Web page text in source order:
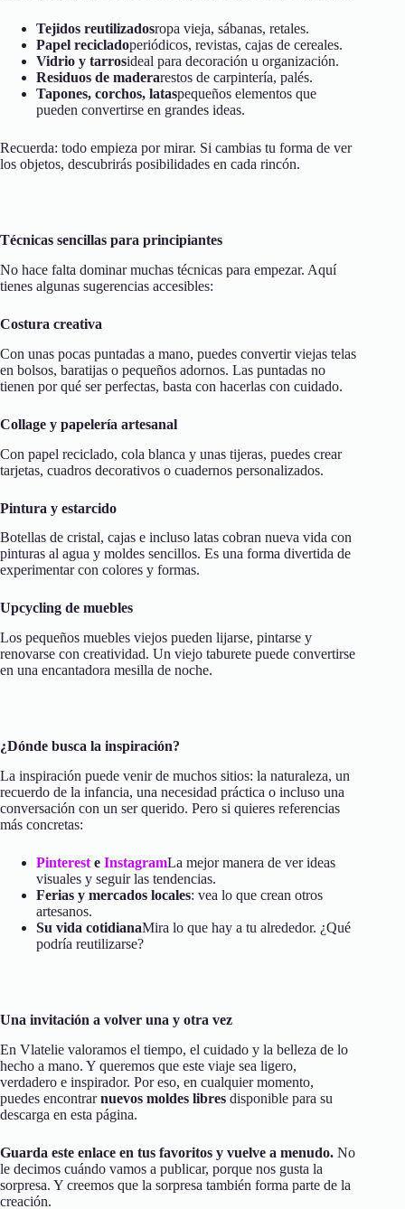
Tejidos reutilizadosropa vieja, sábanas, retales.
Papel recicladoperiódicos, revistas, cajas de cereales.
Vidrio y tarrosideal para decoración u organización.
Residuos de maderarestos de carpintería, palés.
Tapones, corchos, lataspequeños elementos que
pueden convertirse en grandes ideas.
Recuerda: todo empieza por mirar. Si cambias tu forma de ver
los objetos, descubrirás posibilidades en cada rincón.
Técnicas sencillas para principiantes
No hace falta dominar muchas técnicas para empezar. Aquí
tienes algunas sugerencias accesibles:
Costura creativa
Con unas pocas puntadas a mano, puedes convertir viejas telas
en bolsos, baratijas o pequeños adornos. Las puntadas no
tienen por qué ser perfectas, basta con hacerlas con cuidado.
Collage y papelería artesanal
Con papel reciclado, cola blanca y unas tijeras, puedes crear
tarjetas, cuadros decorativos o cuadernos personalizados.
Pintura y estarcido
Botellas de cristal, cajas e incluso latas cobran nueva vida con
pinturas al agua y moldes sencillos. Es una forma divertida de
experimentar con colores y formas.
Upcycling de muebles
Los pequeños muebles viejos pueden lijarse, pintarse y
renovarse con creatividad. Un viejo taburete puede convertirse
en una encantadora mesilla de noche.
¿Dónde busca la inspiración?
La inspiración puede venir de muchos sitios: la naturaleza, un
recuerdo de la infancia, una necesidad práctica o incluso una
conversación con un ser querido. Pero si quieres referencias
más concretas:
Pinterest e InstagramLa mejor manera de ver ideas
visuales y seguir las tendencias.
Ferias y mercados locales: vea lo que crean otros
artesanos.
Su vida cotidianaMira lo que hay a tu alrededor. ¿Qué
podría reutilizarse?
Una invitación a volver una y otra vez
En Vlatelie valoramos el tiempo, el cuidado y la belleza de lo
hecho a mano. Y queremos que este viaje sea ligero,
verdadero e inspirador. Por eso, en cualquier momento,
puedes encontrarnuevos moldes libres disponible para su
descarga en esta página.
Guarda este enlace en tus favoritos y vuelve a menudo. No
le decimos cuándo vamos a publicar, porque nos gusta la
sorpresa. Y creemos que la sorpresa también forma parte de la
creación.